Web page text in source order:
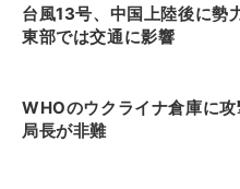
台風13号、中国上陸後に勢
東部では交通に影響
WHOのウクライナ倉庫に
局長が非難